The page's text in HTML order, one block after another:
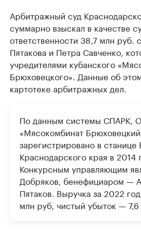
Арбитражный суд
суммарно взыскал в качестве
ответственности 38,7 млн руб.
Пятакова и Петра Савченко,
учредителями кубанского
Брюховецкого». Данные об
картотеке арбитражных дел.
По данным системы СПАРК,
«Мясокомбинат
зарегистрировано в
Краснодарского края в 2014
Конкурсным управляющим
Добряков, бенефициаром —
Пятаков. Выручка за 2022
млн руб, чистый убыток — 7,6